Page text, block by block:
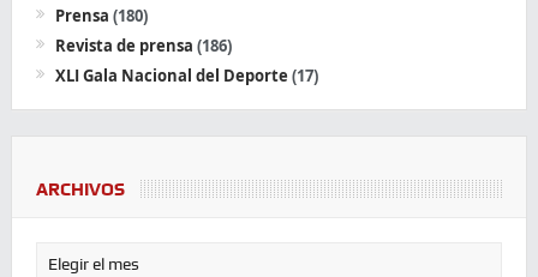
Prensa (180)
Revista de prensa (186)
XLI Gala Nacional del Deporte (17)
ARCHIVOS